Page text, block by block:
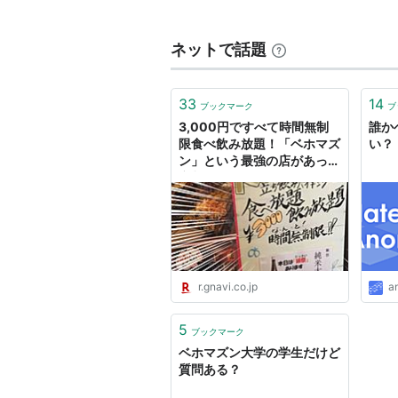
関連呪文
同じ効果を持つアイテム（括
せかいじゅのしずく(4〜9)
リスト::ドラクエの呪文・特技
ネットで話題
33 ブックマーク
3,000円ですべて時間無制
限食べ飲み放題！「ベホマズ
ン」という最強の店があって
ぐるなび みんなのごはん
r.gnavi.co.jp
14
誰か
い？
5 ブックマーク
ベホマズン大学の学生だけど
質問ある？